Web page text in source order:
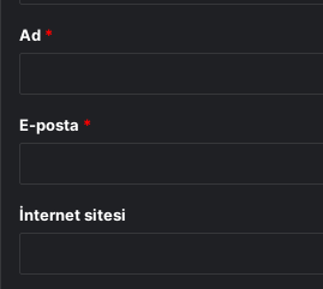
Ad *
E-posta *
İnternet sitesi